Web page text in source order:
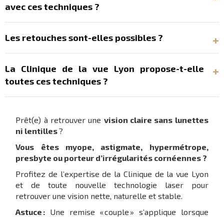
avec ces techniques ?
Les retouches sont-elles possibles ?
La Clinique de la vue Lyon propose-t-elle
toutes ces techniques ?
Prêt(e) à retrouver une vision claire sans lunettes
ni lentilles?
Vous êtes myope, astigmate, hypermétrope,
presbyte ou porteur d’irrégularités cornéennes ?
Profitez de l’expertise de la Clinique de la vue Lyon
et de toute nouvelle technologie laser pour
retrouver une vision nette, naturelle et stable.
Astuce : Une remise « couple » s’applique lorsque